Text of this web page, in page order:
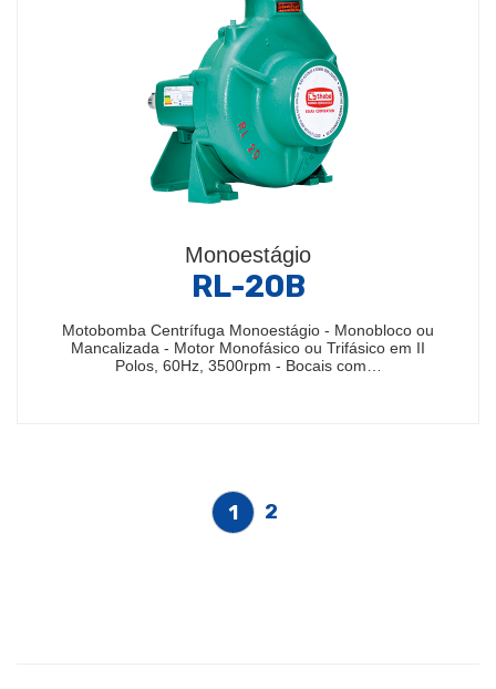
Monoestágio
RL-20B
Motobomba Centrífuga Monoestágio - Monobloco ou
Mancalizada - Motor Monofásico ou Trifásico em II
Polos, 60Hz, 3500rpm - Bocais com…
1 2